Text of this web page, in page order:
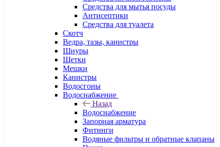
Средства для мытья посуды
Антисептики
Средства для туалета
Скотч
Ведра, тазы, канистры
Шнуры
Щетки
Мешки
Канистры
Водосгоны
Водоснабжение
Назад
Водоснабжение
Запорная арматура
Фитинги
Водяные фильтры и обратные клапаны